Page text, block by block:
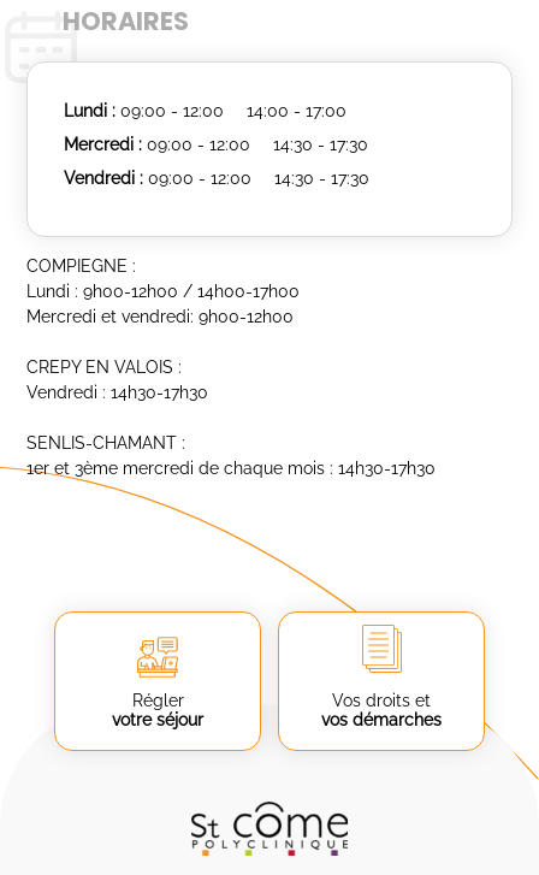
HORAIRES
Lundi : 09:00 - 12:00
14:00 - 17:00
Mercredi : 09:00 - 12:00
14:30 - 17:30
Vendredi : 09:00 - 12:00 14:30 - 17:30
COMPIEGNE :
Lundi : 9h00-12h00 / 14h00-17h00
Mercredi et vendredi: 9h00-12h00
CREPY EN VALOIS :
Vendredi : 14h30-17h30
SENLIS-CHAMANT :
1er et 3ème mercredi de chaque mois : 14h30-17h30
Régler
votre séjour
Vos droits et
vos démarches